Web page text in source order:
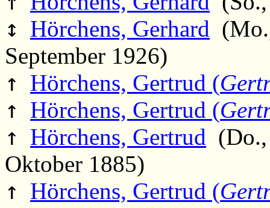
↕ Hörchens, Gerhard
September 1926)
↑ Hörchens, Gertrud (
↑ Hörchens, Gertrud (
↑ Hörchens, Gertrud
Oktober 1885)
↑ Hörchens, Gertrud (